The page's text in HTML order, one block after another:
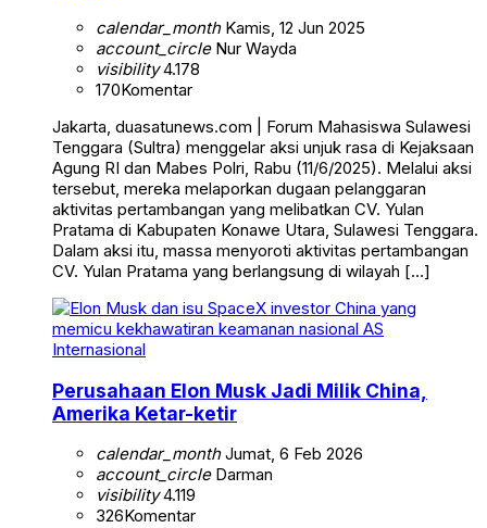
calendar_monthKamis, 12 Jun 2025
account_circleNur Wayda
visibility4.178
170Komentar
Jakarta, duasatunews.com | Forum Mahasiswa Sulawesi
Tenggara (Sultra) menggelar aksi unjuk rasa di Kejaksaan
Agung RI dan Mabes Polri, Rabu (11/6/2025). Melalui aksi
tersebut, mereka melaporkan dugaan pelanggaran
aktivitas pertambangan yang melibatkan CV. Yulan
Pratama di Kabupaten Konawe Utara, Sulawesi Tenggara.
Dalam aksi itu, massa menyoroti aktivitas pertambangan
CV. Yulan Pratama yang berlangsung di wilayah […]
Internasional
Perusahaan Elon Musk Jadi Milik China,
Amerika Ketar-ketir
calendar_monthJumat, 6 Feb 2026
account_circleDarman
visibility4.119
326Komentar